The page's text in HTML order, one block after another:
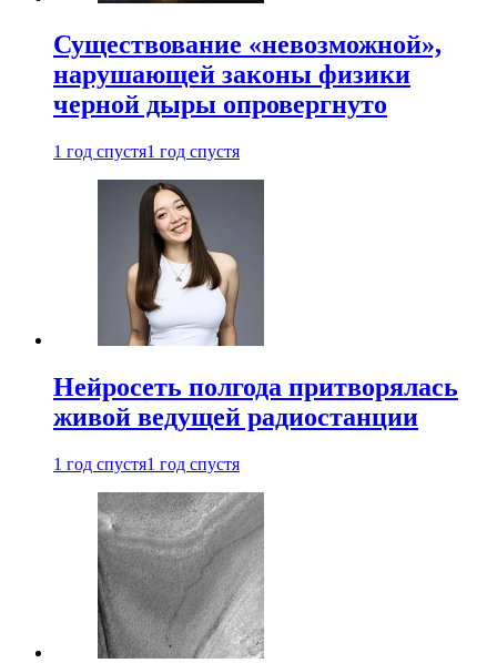
Существование «невозможной»,
нарушающей законы физики
черной дыры опровергнуто
1 год спустя1 год спустя
Нейросеть полгода притворялась
живой ведущей радиостанции
1 год спустя1 год спустя